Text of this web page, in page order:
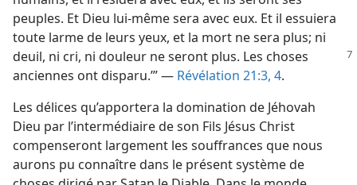
peuples. Et Dieu lui-​même sera avec eux. Et il essuiera
toute larme de leurs yeux, et la mort ne sera plus; ni
deuil, ni cri, ni douleur ne seront plus. Les choses
anciennes ont disparu.’” — Révélation 21:3, 4.
Les délices qu’apportera la domination de Jéhovah
Dieu par l’intermédiaire de son Fils Jésus Christ
compenseront largement les souffrances que nous
aurons pu connaître dans le présent système de